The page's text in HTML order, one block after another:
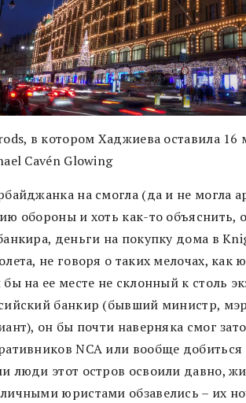
в котором Хаджиева оставила
Cavén Glowing
на смогла (да и не могла
обороны и хоть как-то объяснить,
деньги на покупку дома в
не говоря о таких мелочах, как
на ее месте не склонный к столь
банкир (бывший министр,
он бы почти наверняка смог
NCA или вообще
люди этот остров освоили давно,
юристами обзавелись – их